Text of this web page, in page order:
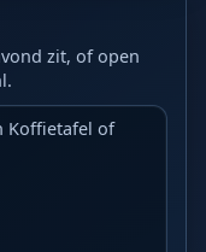
zit, of open
Koffietafel of